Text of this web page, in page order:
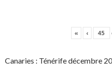
« ‹
Canaries : Ténérife décembre